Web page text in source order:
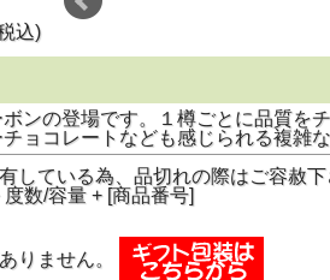
込)
ンの登場です。１樽ごとに品質を
ョコレートなども感じられる複雑な
している為、品切れの際はご容赦下
数/容量 + [商品番号]
りません。